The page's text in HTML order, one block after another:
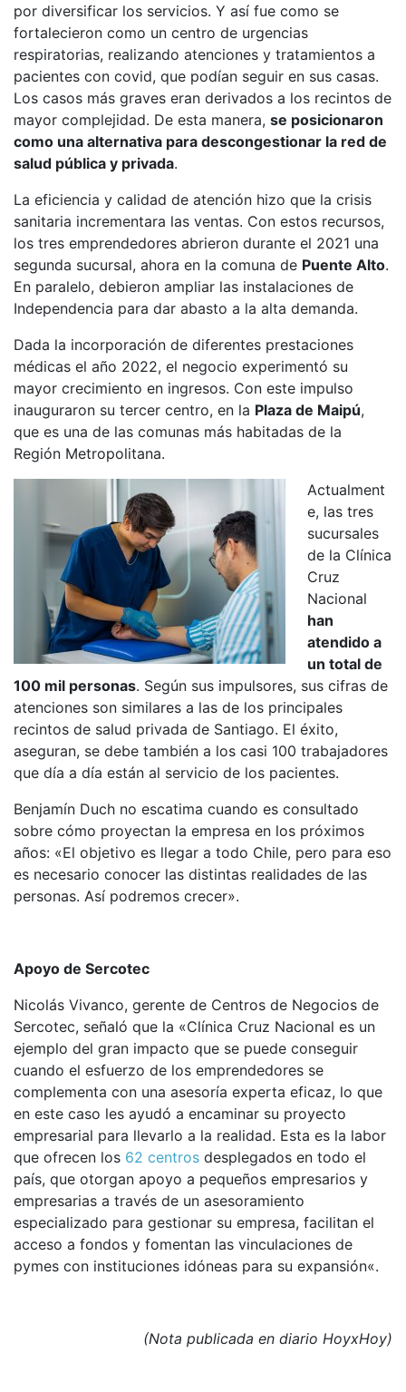
por diversificar los servicios. Y así fue como se
fortalecieron como un centro de urgencias
respiratorias, realizando atenciones y tratamientos a
pacientes con covid, que podían seguir en sus casas.
Los casos más graves eran derivados a los recintos de
mayor complejidad. De esta manera, se posicionaron
como una alternativa para descongestionar la red de
salud pública y privada.
La eficiencia y calidad de atención hizo que la crisis
sanitaria incrementara las ventas. Con estos recursos,
los tres emprendedores abrieron durante el 2021 una
segunda sucursal, ahora en la comuna de Puente Alto.
En paralelo, debieron ampliar las instalaciones de
Independencia para dar abasto a la alta demanda.
Dada la incorporación de diferentes prestaciones
médicas el año 2022, el negocio experimentó su
mayor crecimiento en ingresos. Con este impulso
inauguraron su tercer centro, en la Plaza de Maipú,
que es una de las comunas más habitadas de la
Región Metropolitana.
Actualment
e, las tres
sucursales
de la Clínica
Cruz
Nacional
han
atendido a
un total de
100 mil personas. Según sus impulsores, sus cifras de
atenciones son similares a las de los principales
recintos de salud privada de Santiago. El éxito,
aseguran, se debe también a los casi 100 trabajadores
que día a día están al servicio de los pacientes.
Benjamín Duch no escatima cuando es consultado
sobre cómo proyectan la empresa en los próximos
años: «El objetivo es llegar a todo Chile, pero para eso
es necesario conocer las distintas realidades de las
personas. Así podremos crecer».
Apoyo de Sercotec
Nicolás Vivanco, gerente de Centros de Negocios de
Sercotec, señaló que la «Clínica Cruz Nacional es un
ejemplo del gran impacto que se puede conseguir
cuando el esfuerzo de los emprendedores se
complementa con una asesoría experta eficaz, lo que
en este caso les ayudó a encaminar su proyecto
empresarial para llevarlo a la realidad. Esta es la labor
que ofrecen los 62 centros desplegados en todo el
país, que otorgan apoyo a pequeños empresarios y
empresarias a través de un asesoramiento
especializado para gestionar su empresa, facilitan el
acceso a fondos y fomentan las vinculaciones de
pymes con instituciones idóneas para su expansión«.
(Nota publicada en diario HoyxHoy)